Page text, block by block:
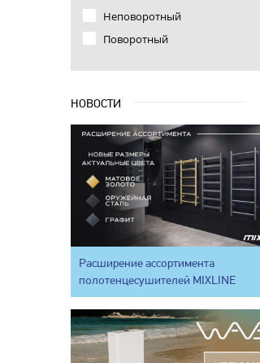
Неповоротный
Поворотный
НОВОСТИ
Расширение ассортимента
полотенцесушителей MIXLINE